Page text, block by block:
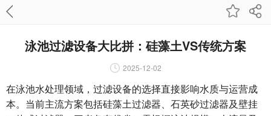
泳池过滤设备大比拼：硅藻土VS传统方案
2025-12-02
在泳池水处理领域，过滤设备的选择直接影响水质与运营成
本。当前主流方案包括硅藻土过滤器、石英砂过滤器及壁挂